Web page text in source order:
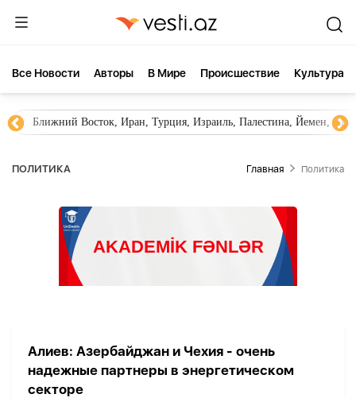
Все Новости Aвторы В Мире Происшествие Культура
Ближний Восток, Иран, Турция, Израиль, Палестина, Йемен,
ПОЛИТИКА Главная Политика
Алиев: Азербайджан и Чехия - очень
надежные партнеры в энергетическом
секторе